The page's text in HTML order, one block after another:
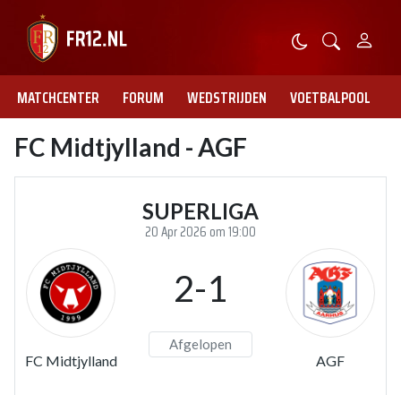
MATCHCENTER FORUM WEDSTRIJDEN VOETBALPOOL
FC Midtjylland - AGF
SUPERLIGA
20 Apr 2026 om 19:00
FC Midtjylland
2-1
Afgelopen
AGF